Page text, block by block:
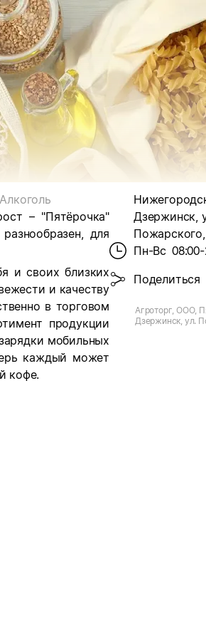
Алкоголь
– "Пятёрочка"
для
и своих близких
и качеству
в торговом
продукции
мобильных
каждый может
кофе.
Дзержинск,
Пн-Вс
Поделиться
Агроторг, ООО,
Дзержинск, ул.